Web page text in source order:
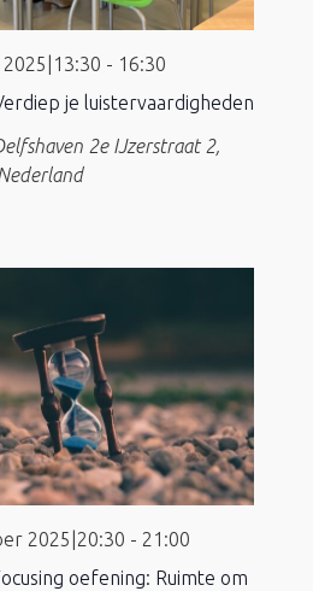
je luistervaardigheden
2025|13:30 - 16:30
2e IJzerstraat 2,
oefening: Ruimte om
2025|20:30 - 21:00